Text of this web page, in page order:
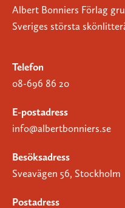
Albert Bonniers Förlag
Sveriges största
Telefon
08-696 86 20
E-postadress
info@albertbonniers.se
Besöksadress
Sveavägen 56, Stockholm
Postadress